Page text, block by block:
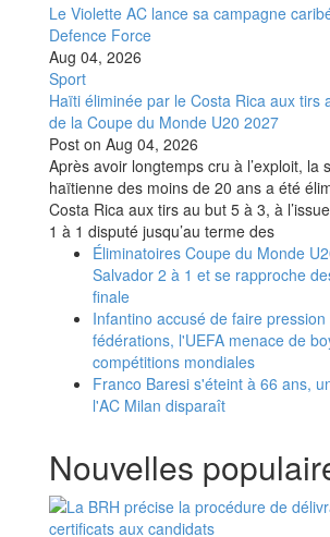
Le Violette AC lance sa campagne
Defence Force
Aug 04, 2026
Sport
Haïti éliminée par le Costa Rica aux tirs
de la Coupe du Monde U20 2027
Post on Aug 04, 2026
Après avoir longtemps cru à l’exploit, la
haïtienne des moins de 20 ans a été
Costa Rica aux tirs au but 5 à 3, à
1 à 1 disputé jusqu’au terme des
Éliminatoires Coupe du Monde
Salvador 2 à 1 et se rapproche
finale
Infantino accusé de faire
fédérations, l'UEFA menace de
compétitions mondiales
Franco Baresi s'éteint à 66 ans,
l'AC Milan disparaît
Nouvelles